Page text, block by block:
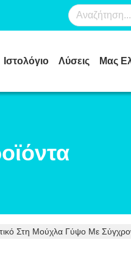
Ιστολόγιο Λύσεις
Στη Μούχλα Γύψο Με